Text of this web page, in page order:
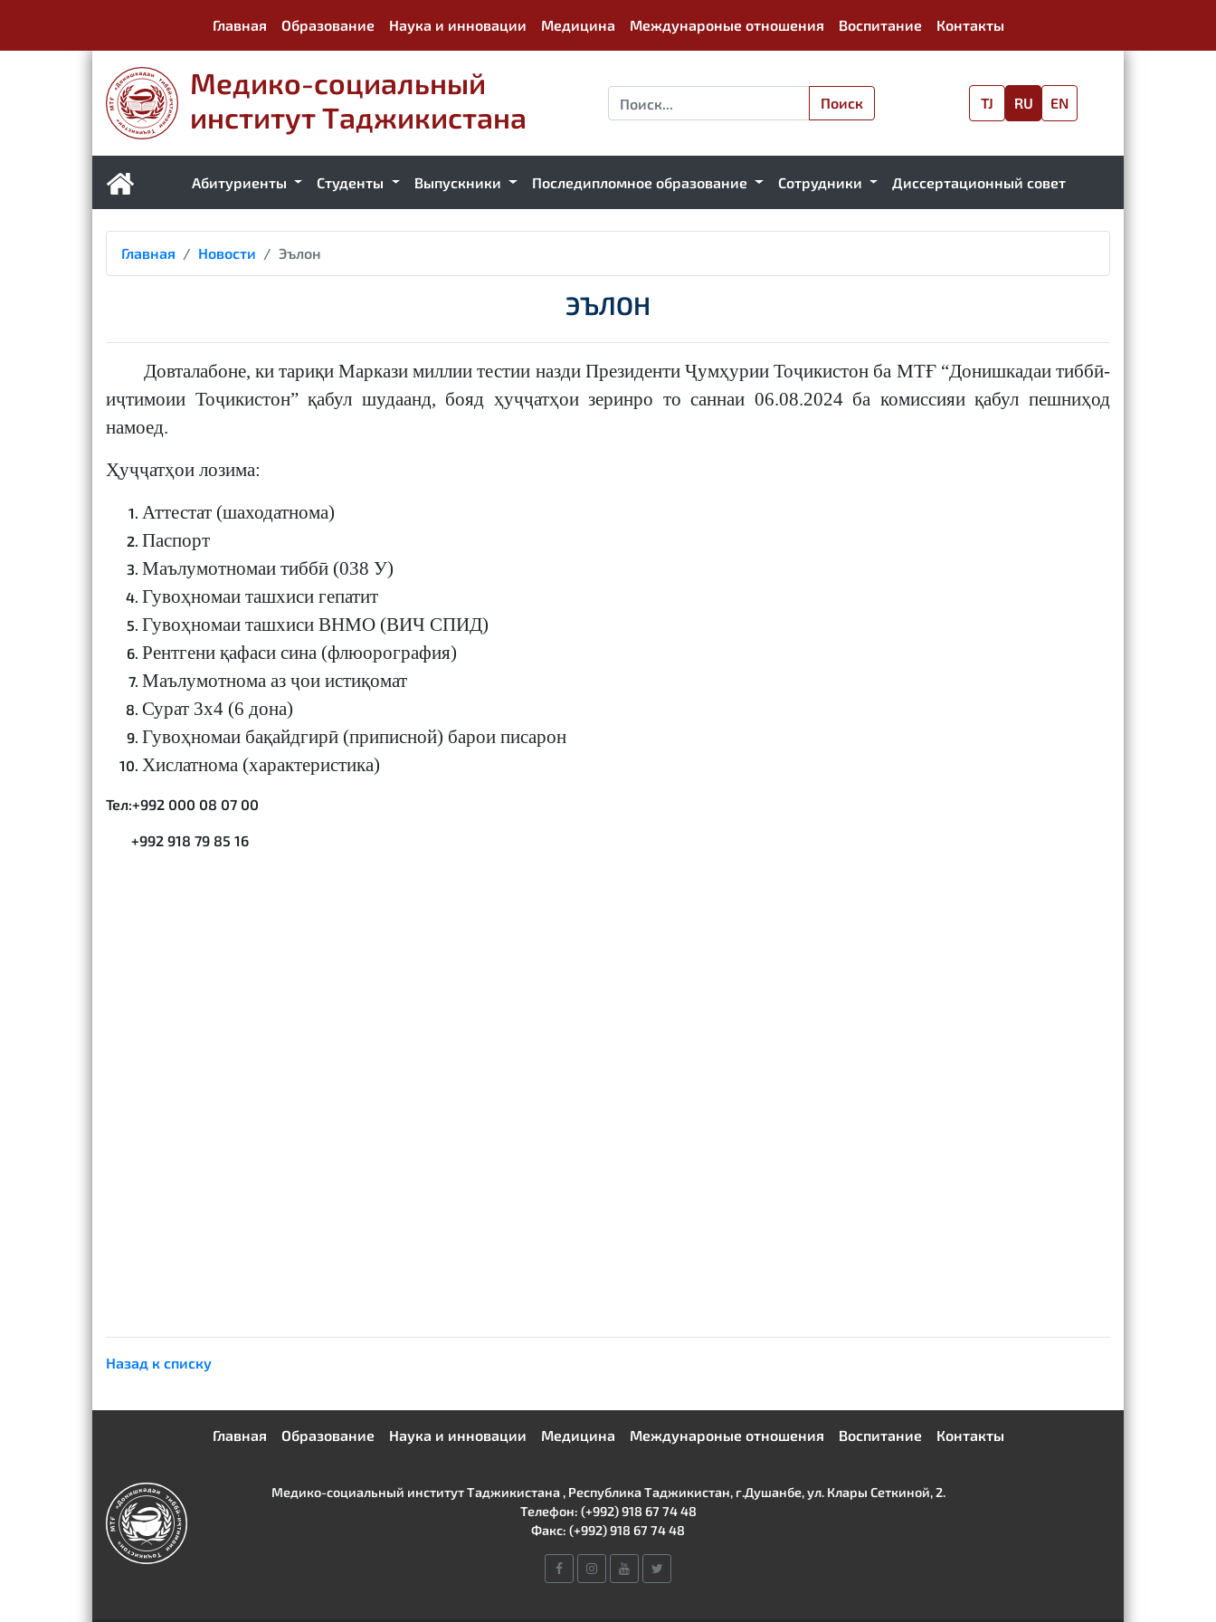
Главная Образование Наука и инновации Медицина Междунароные отношения Воспитание Контакты
Медико-социальный
институт Таджикистана
Поиск TJ RU EN
Абитуриенты Студенты Выпускники Последипломное образование Сотрудники Диссертационный совет
Главная Новости Эълон
ЭЪЛОН
Довталабоне, ки тариқи Маркази миллии тестии назди Президенти Ҷумҳурии Тоҷикистон ба МТҒ “Донишкадаи тиббӣ-
иҷтимоии Тоҷикистон” қабул шудаанд, бояд ҳуҷҷатҳои зеринро то саннаи 06.08.2024 ба комиссияи қабул пешниҳод
намоед.
Ҳуҷҷатҳои лозима:
Аттестат (шаходатнома)
Паспорт
Маълумотномаи тиббӣ (038 У)
Гувоҳномаи ташхиси гепатит
Гувоҳномаи ташхиси ВНМО (ВИЧ СПИД)
Рентгени қафаси сина (флюорография)
Маълумотнома аз ҷои истиқомат
Сурат 3х4 (6 дона)
Гувоҳномаи бақайдгирӣ (приписной) барои писарон
Хислатнома (характеристика)
Тел:+992 000 08 07 00
+992 918 79 85 16
Назад к списку
Главная Образование Наука и инновации Медицина Междунароные отношения Воспитание Контакты
Медико-социальный институт Таджикистана , Республика Таджикистан, г.Душанбе, ул. Клары Сеткиной, 2.
Телефон: (+992) 918 67 74 48
Факс: (+992) 918 67 74 48